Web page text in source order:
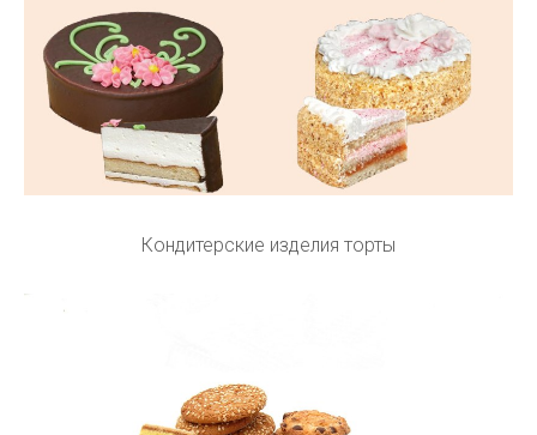
Кондитерские изделия торты